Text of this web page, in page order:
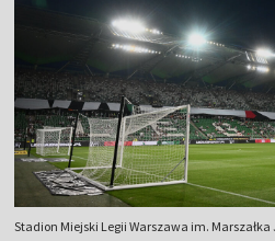
Stadion Miejski Legii Warszawa im. Marszałka